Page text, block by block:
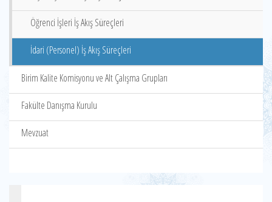
Öğrenci İşleri İş Akış Süreçleri
İdari (Personel) İş Akış Süreçleri
Birim Kalite Komisyonu ve Alt Çalışma Grupları
Fakülte Danışma Kurulu
Mevzuat